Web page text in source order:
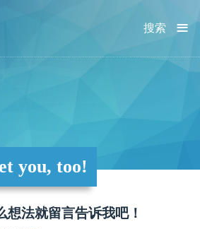
≡
搜索
you, too!
想法就留言告诉我吧！